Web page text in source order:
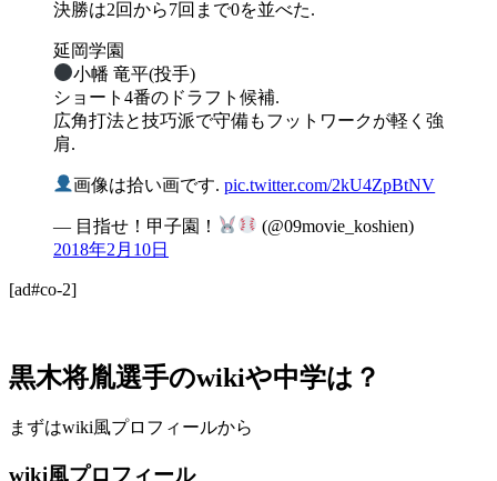
決勝は2回から7回まで0を並べた.
延岡学園
小幡 竜平(投手)
ショート4番のドラフト候補.
広角打法と技巧派で守備もフットワークが軽く強
肩.
画像は拾い画です.pic.twitter.com/2kU4ZpBtNV
— 目指せ！甲子園！
(@09movie_koshien)
2018年2月10日
[ad#co-2]
黒木将胤選手のwikiや中学は？
まずはwiki風プロフィールから
wiki風プロフィール